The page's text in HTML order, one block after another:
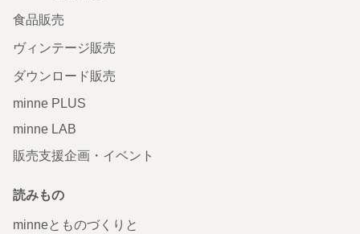
食品販売
ヴィンテージ販売
ダウンロード販売
minne PLUS
minne LAB
販売支援企画・イベント
読みもの
minneとものづくりと